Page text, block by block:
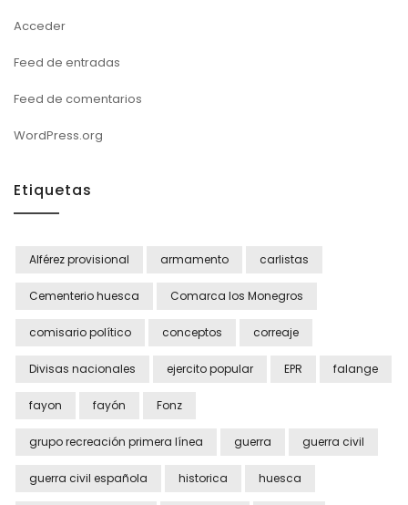
Acceder
Feed de entradas
Feed de comentarios
WordPress.org
Etiquetas
Alférez provisional armamento carlistas
Cementerio huesca Comarca los Monegros
comisario político conceptos correaje
Divisas nacionales ejercito popular EPR falange
fayon fayón Fonz
grupo recreación primera línea guerra guerra civil
guerra civil española historica huesca